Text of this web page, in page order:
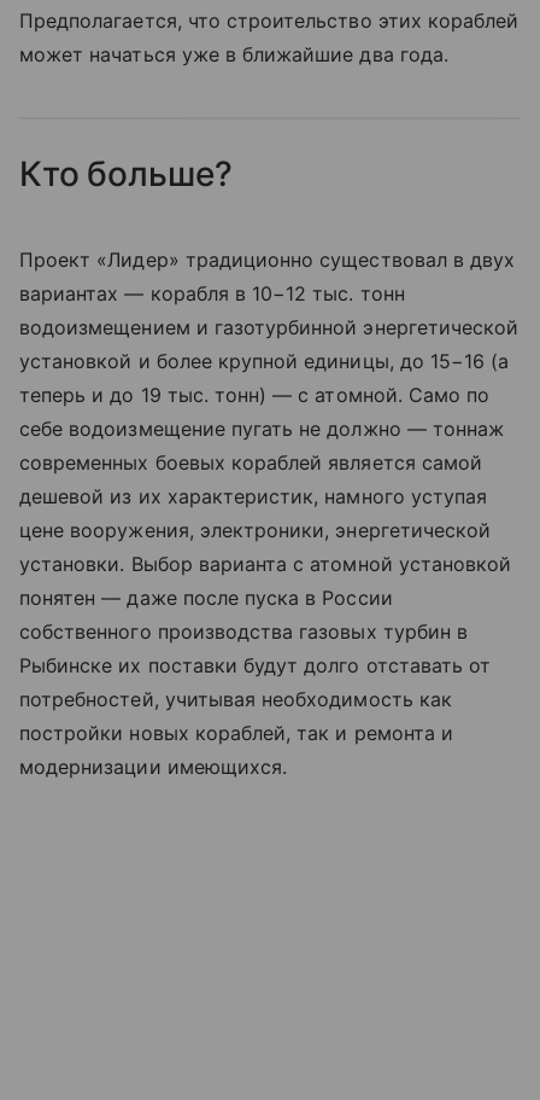
Предполагается, что строительство этих кораблей
может начаться уже в ближайшие два года.
Кто больше?
Проект «Лидер» традиционно существовал в двух
вариантах — корабля в 10−12 тыс. тонн
водоизмещением и газотурбинной энергетической
установкой и более крупной единицы, до 15−16 (а
теперь и до 19 тыс. тонн) — с атомной. Само по
себе водоизмещение пугать не должно — тоннаж
современных боевых кораблей является самой
дешевой из их характеристик, намного уступая
цене вооружения, электроники, энергетической
установки. Выбор варианта с атомной установкой
понятен — даже после пуска в России
собственного производства газовых турбин в
Рыбинске их поставки будут долго отставать от
потребностей, учитывая необходимость как
постройки новых кораблей, так и ремонта и
модернизации имеющихся.